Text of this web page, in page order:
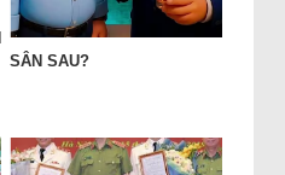
SÂN SAU?